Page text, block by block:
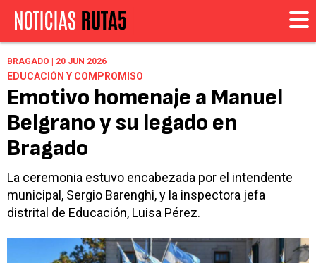
BRAGADO | 20 JUN 2026
EDUCACIÓN Y COMPROMISO
Emotivo homenaje a Manuel
Belgrano y su legado en
Bragado
La ceremonia estuvo encabezada por el intendente
municipal, Sergio Barenghi, y la inspectora jefa
distrital de Educación, Luisa Pérez.